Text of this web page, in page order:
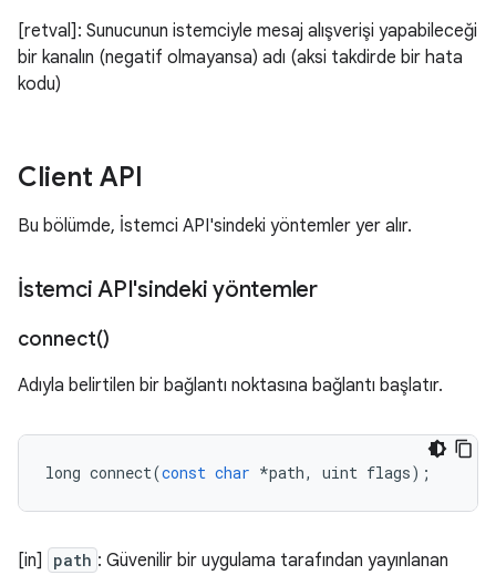
[retval]: Sunucunun istemciyle mesaj alışverişi yapabileceği
bir kanalın (negatif olmayansa) adı (aksi takdirde bir hata
kodu)
Client API
Bu bölümde, İstemci API'sindeki yöntemler yer alır.
İstemci API'sindeki yöntemler
connect()
Adıyla belirtilen bir bağlantı noktasına bağlantı başlatır.
long connect(const char *path, uint flags);
[in] path : Güvenilir bir uygulama tarafından yayınlanan